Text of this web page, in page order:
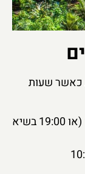
כאשר שעות
בקיץ (מרץ-אוקטובר): 10:00-18:00 (או 19:00 בשיא